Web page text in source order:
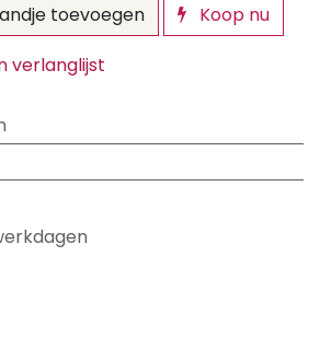
toevoegen
Koop nu
verlanglijst